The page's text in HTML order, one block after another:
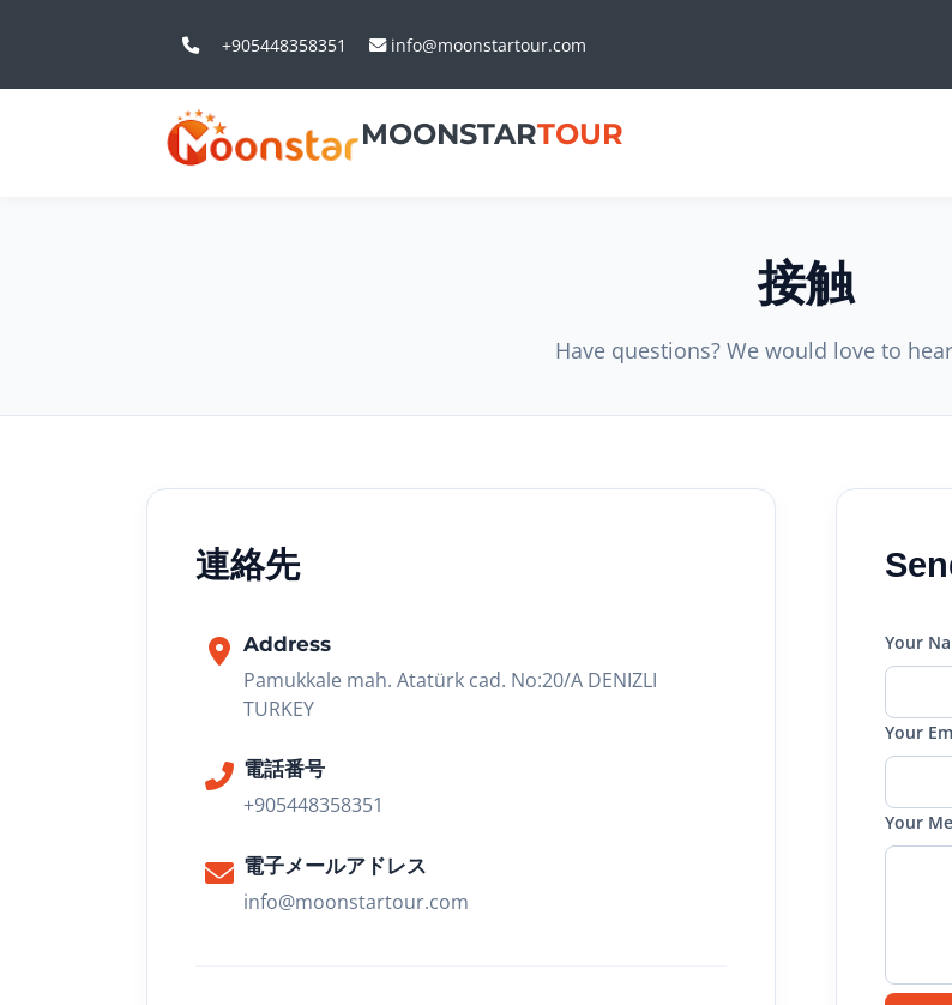
+905448358351 info@moonstartour.com
MOONSTARTOUR
接触
Have questions? We would love to
連絡先
Address
Pamukkale mah. Atatürk cad. No:20/A DENIZLI
TURKEY
電話番号
+905448358351
電子メールアドレス
info@moonstartour.com
Your
Your
Your